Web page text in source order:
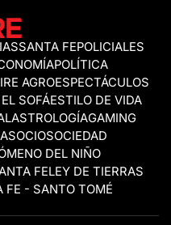
SANTA FEPOLICIALES
POLÍTICA
AGROESPECTÁCULOS
SOFÁESTILO DE VIDA
ASTROLOGÍAGAMING
OCIOSOCIEDAD
DEL NIÑO
FELEY DE TIERRAS
FE - SANTO TOMÉ